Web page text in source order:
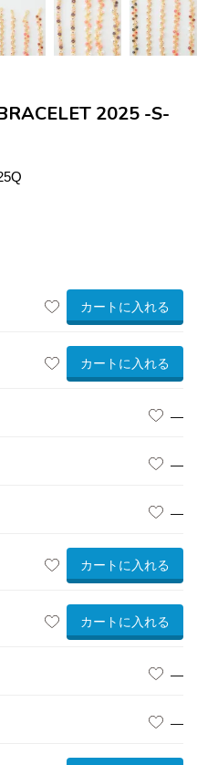
2025 -S-
カートに入れる
カートに入れる
—
—
—
カートに入れる
カートに入れる
—
—